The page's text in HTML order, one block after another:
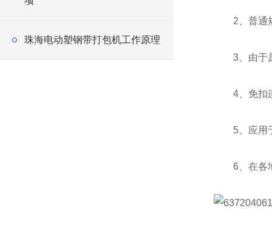
珠海电动塑钢带打包机工作原理
2、普通规
3、由于是
4、免扣连
5、应用于
6、在各地